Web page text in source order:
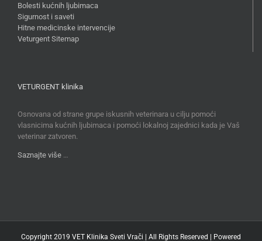
Bolesti kućnih ljubimaca
Sigurnost i saveti
Hitne medicinske intervencije
Veturgent Sitemap
VETURGENT klinika
Osnovana od strane grupe iskusnih veterinara u cilju pomoći
vlasnicima kućnih ljubimaca i pomoći lokalnoj zajednici kada je Vaš
veterinar zatvoren.
Saznajte više …
Copyright 2019 VET Klinika Sveti Vrači | All Rights Reserved | Powered